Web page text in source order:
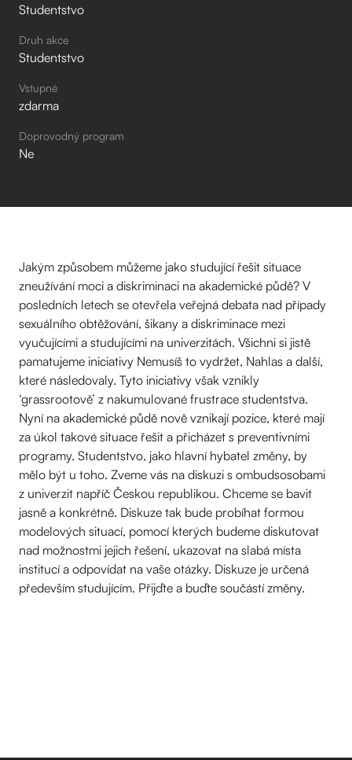
Studentstvo
Druh akce
Studentstvo
Vstupné
zdarma
Doprovodný program
Ne
Jakým způsobem můžeme jako studující řešit situace
zneužívání moci a diskriminaci na akademické půdě? V
posledních letech se otevřela veřejná debata nad případy
sexuálního obtěžování, šikany a diskriminace mezi
vyučujícími a studujícími na univerzitách. Všichni si jistě
pamatujeme iniciativy Nemusíš to vydržet, Nahlas a další,
které následovaly. Tyto iniciativy však vznikly
‘grassrootově’ z nakumulované frustrace studentstva.
Nyní na akademické půdě nově vznikají pozice, které mají
za úkol takové situace řešit a přicházet s preventivními
programy. Studentstvo, jako hlavní hybatel změny, by
mělo být u toho. Zveme vás na diskuzi s ombudsosobami
z univerzit napříč Českou republikou. Chceme se bavit
jasně a konkrétně. Diskuze tak bude probíhat formou
modelových situací, pomocí kterých budeme diskutovat
nad možnostmi jejich řešení, ukazovat na slabá místa
institucí a odpovídat na vaše otázky. Diskuze je určená
především studujícím. Přijďte a buďte součástí změny.